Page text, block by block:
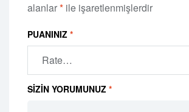
alanlar* ile işaretlenmişlerdir
PUANINIZ *
SIZIN YORUMUNUZ *